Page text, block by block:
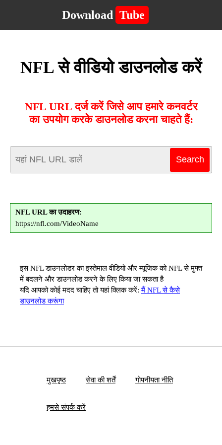
Download Tube
NFL से वीडियो डाउनलोड करें
NFL URL दर्ज करें जिसे आप हमारे कनवर्टर
का उपयोग करके डाउनलोड करना चाहते हैं:
NFL URL का उदाहरण:
https://nfl.com/VideoName
इस NFL डाउनलोडर का इस्तेमाल वीडियो और म्यूजिक को NFL से मुफ्त
में बदलने और डाउनलोड करने के लिए किया जा सकता है
यदि आपको कोई मदद चाहिए तो यहां क्लिक करें:मैं NFL से कैसे
डाउनलोड करूंगा
मुखपृष्ठ सेवा की शर्तें गोपनीयता नीति
हमसे संपर्क करें